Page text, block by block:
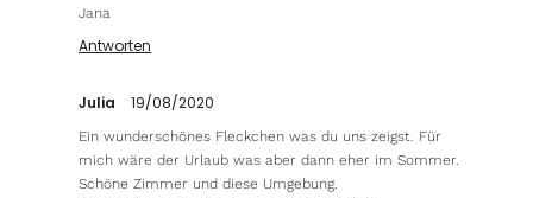
Jana
Antworten
Julia 19/08/2020
Ein wunderschönes Fleckchen was du uns zeigst. Für
mich wäre der Urlaub was aber dann eher im Sommer.
Schöne Zimmer und diese Umgebung.